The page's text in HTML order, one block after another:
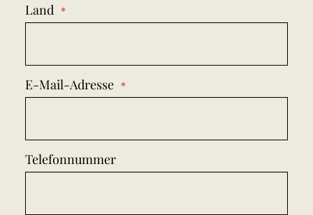
Land
E-Mail-Adresse
Telefonnummer